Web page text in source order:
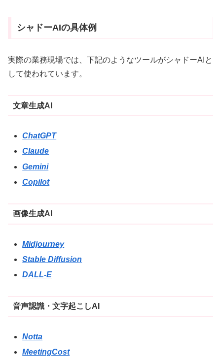
シャドーAIの具体例
実際の業務現場では、下記のようなツールがシャドーAIと
して使われています。
文章生成AI
ChatGPT
Claude
Gemini
Copilot
画像生成AI
Midjourney
Stable Diffusion
DALL-E
音声認識・文字起こしAI
Notta
MeetingCost